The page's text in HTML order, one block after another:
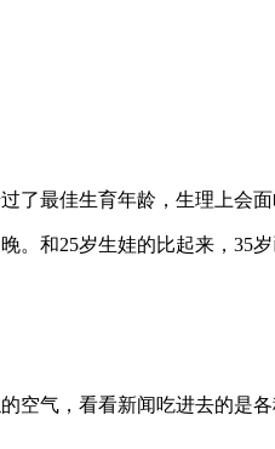
最佳生育年龄，生理上会面
和25岁生娃的比起来，35
空气，看看新闻吃进去的是